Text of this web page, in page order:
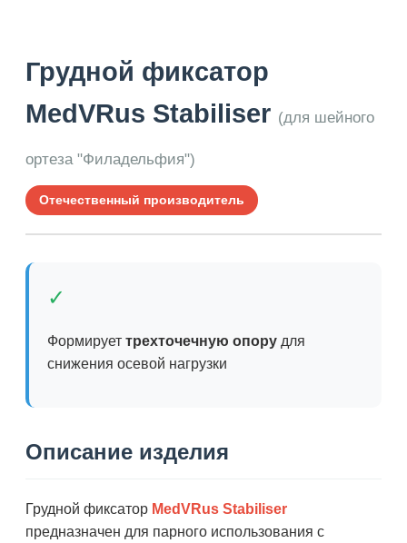
Грудной фиксатор
MedVRus Stabiliser (для шейного
ортеза "Филадельфия")
Отечественный производитель
✓
Формирует трехточечную опору для
снижения осевой нагрузки
Описание изделия
Грудной фиксатор MedVRus Stabiliser
предназначен для парного использования с